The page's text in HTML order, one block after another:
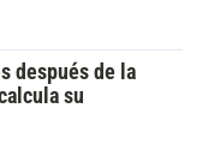
después de la
su